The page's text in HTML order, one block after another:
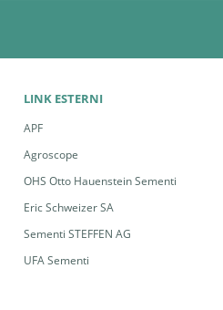
LINK ESTERNI
APF
Agroscope
OHS Otto Hauenstein Sementi
Eric Schweizer SA
Sementi STEFFEN AG
UFA Sementi